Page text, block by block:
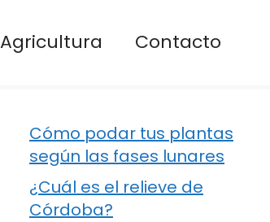
Agricultura Contacto
Cómo podar tus plantas
según las fases lunares
¿Cuál es el relieve de
Córdoba?